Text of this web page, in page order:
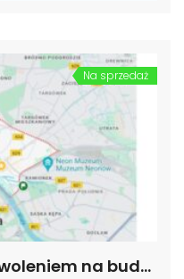
Na sprzedaż
Kameralny grunt z pozwoleniem na budowę, Warszawa-Praga Północ